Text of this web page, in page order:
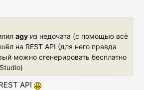
agy из недочата (с помощью всё
на REST API (для него правда
можно сгенерировать бесплатно
API